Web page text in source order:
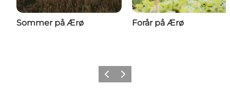
Sommer på Ærø Forår på Ærø
ForrigeNæste